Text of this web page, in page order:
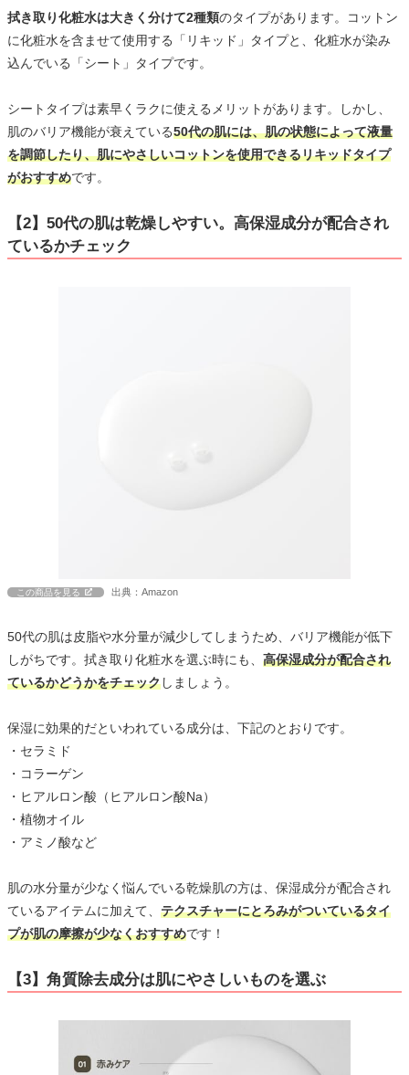
拭き取り化粧水は大きく分けて2種類のタイプがあります。コットン
に化粧水を含ませて使用する「リキッド」タイプと、化粧水が染み
込んでいる「シート」タイプです。
シートタイプは素早くラクに使えるメリットがあります。しかし、
肌のバリア機能が衰えている50代の肌には、肌の状態によって液量
を調節したり、肌にやさしいコットンを使用できるリキッドタイプ
がおすすめです。
【2】50代の肌は乾燥しやすい。高保湿成分が配合され
ているかチェック
この商品を見る 出典：Amazon
50代の肌は皮脂や水分量が減少してしまうため、バリア機能が低下
しがちです。拭き取り化粧水を選ぶ時にも、 高保湿成分が配合され
ているかどうかをチェックしましょう。
保湿に効果的だといわれている成分は、下記のとおりです。
・セラミド
・コラーゲン
・ヒアルロン酸（ヒアルロン酸Na）
・植物オイル
・アミノ酸など
肌の水分量が少なく悩んでいる乾燥肌の方は、保湿成分が配合され
ているアイテムに加えて、 テクスチャーにとろみがついているタイ
プが肌の摩擦が少なくおすすめです！
【3】角質除去成分は肌にやさしいものを選ぶ